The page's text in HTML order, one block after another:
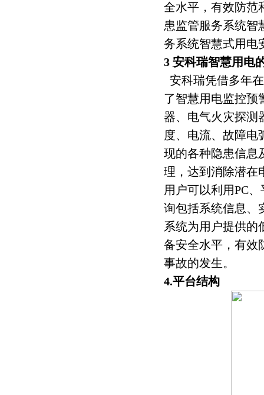
全水平，有效防范
患监管服务系统智
务系统智慧式用电
3 安科瑞智慧用电
安科瑞凭借多年
了智慧用电监控预
器、电气火灾探测
度、电流、故障电
现的各种隐患信息
理，达到消除潜在
用户可以利用PC
询包括系统信息、
系统为用户提供的
备安全水平，有效
事故的发生。
4.平台结构